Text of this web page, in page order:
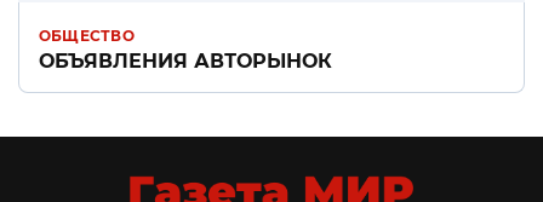
ОБЩЕСТВО
ОБЪЯВЛЕНИЯ АВТОРЫНОК